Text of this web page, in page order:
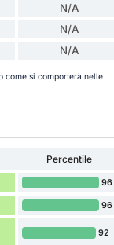
N/A
N/A
N/A
come si comporterà nelle
Percentile
96
96
92